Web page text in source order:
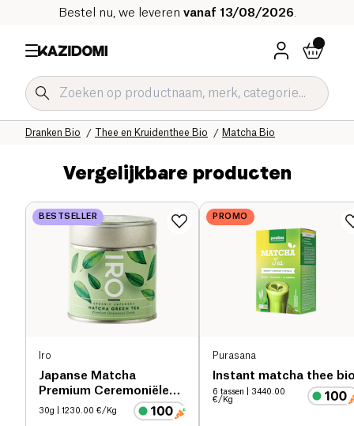
Bestel nu, we leveren vanaf 13/08/2026
Matcha Bio
Thee en Kruidenthee Bio
Dranken Bio
Onze biologische catalogus
Home
Vergelijkbare producten
BESTSELLER
Iro
Japanse Matcha
Premium Ceremoniële
Thee bio
30g | 1230.00 €/Kg
PROMO
Purasana
Instant matcha thee
6 tassen
| 3440.00
€/Kg